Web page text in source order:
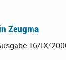
Zeugma
16/IX/